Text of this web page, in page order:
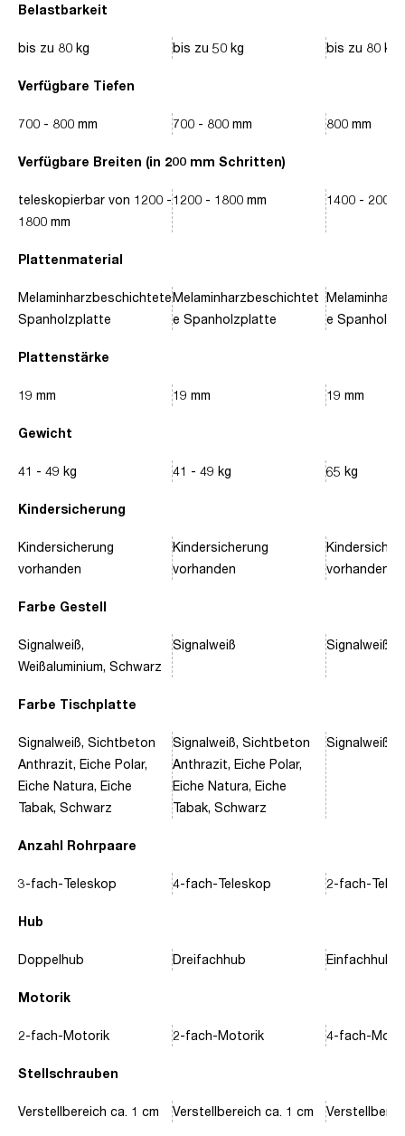
Belastbarkeit
Verfügbare Tiefen
Verfügbare Breiten (in 200 mm Schritten)
Plattenmaterial
Plattenstärke
Gewicht
Kindersicherung
Farbe Gestell
Farbe Tischplatte
Anzahl Rohrpaare
Hub
Motorik
Stellschrauben
bis zu 80 kg
700 - 800 mm
teleskopierbar von 1200 -
1800 mm
Melaminharzbeschichtete
Spanholzplatte
19 mm
41 - 49 kg
Kindersicherung
vorhanden
Signalweiß,
Weißaluminium, Schwarz
Signalweiß, Sichtbeton
Anthrazit, Eiche Polar,
Eiche Natura, Eiche
Tabak, Schwarz
3-fach-Teleskop
Doppelhub
2-fach-Motorik
Verstellbereich ca. 1 cm
bis zu 50 kg
700 - 800 mm
1200 - 1800 mm
Melaminharzbeschichtet
e Spanholzplatte
19 mm
41 - 49 kg
Kindersicherung
vorhanden
Signalweiß
Signalweiß, Sichtbeton
Anthrazit, Eiche Polar,
Eiche Natura, Eiche
Tabak, Schwarz
4-fach-Teleskop
Dreifachhub
2-fach-Motorik
Verstellbereich ca. 1 cm
bis zu 80 kg
800 mm
1400 - 2000
e
19 mm
65 kg
vorhanden
Signalweiß,
Signalweiß,
2-fach-
Einfachhub
4-fach-